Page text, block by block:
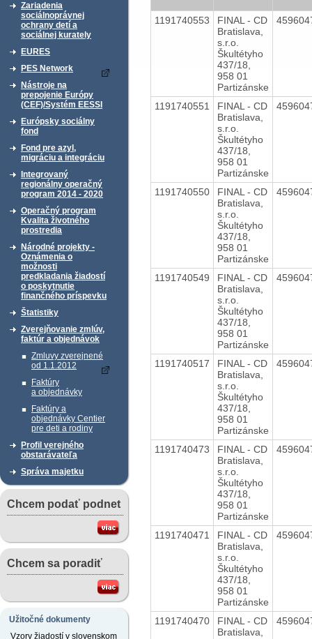
Zariadenia
sociálnoprávnej
ochrany detí a
sociálnej kurately
EURES
PES Network
Nástroje na
prepojenie Európy
(CEF)/Systém EESSI
Európsky sociálny
fond
Fond pre azyl,
migráciu a integráciu
Integrovaný
regionálny operačný
program 2014 - 2020
Operačný program
Kvalita životného
prostredia
Národné projekty -
Oznámenia o
možnosti
predkladania žiadostí
o poskytnutie
finančného príspevku
Štatistiky
Zverejňovanie zmlúv,
faktúr a objednávok
Zmluvy zverejnené
od 1.1.2012
Faktúry
a objednávky
Faktúry a
objednávky Centier
pre deti a rodiny
Profil verejného
obstarávateľa
Správa majetku
Chcem podať podnet
Chcem sa poradiť
Užitočné dokumenty
Vzory žiadostí v slovenskom
1191740553
FINAL - CD
Bratislava,
s.r.o.
Škultétyho
437/18,
958 01
Partizánske
1191740551
FINAL - CD
Bratislava,
s.r.o.
Škultétyho
437/18,
958 01
Partizánske
1191740550
FINAL - CD
Bratislava,
s.r.o.
Škultétyho
437/18,
958 01
Partizánske
1191740549
FINAL - CD
Bratislava,
s.r.o.
Škultétyho
437/18,
958 01
Partizánske
1191740517
FINAL - CD
Bratislava,
s.r.o.
Škultétyho
437/18,
958 01
Partizánske
1191740473
FINAL - CD
Bratislava,
s.r.o.
Škultétyho
437/18,
958 01
Partizánske
1191740471
FINAL - CD
Bratislava,
s.r.o.
Škultétyho
437/18,
958 01
Partizánske
1191740470
FINAL - CD
Bratislava,